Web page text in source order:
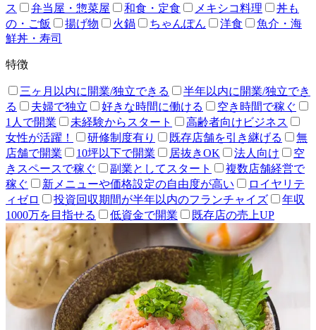
ス
弁当屋・惣菜屋 和食・定食 メキシコ料理
丼も
の・ご飯
揚げ物 火鍋 ちゃんぽん 洋食
魚介・海
鮮丼・寿司
特徴
三ヶ月以内に開業/独立できる
半年以内に開業/独立でき
る
夫婦で独立 好きな時間に働ける
空き時間で稼ぐ
1人で開業
未経験からスタート
高齢者向けビジネス
女性が活躍！
研修制度有り 既存店舗を引き継げる
無
店舗で開業
10坪以下で開業 居抜きOK 法人向け
空
きスペースで稼ぐ
副業としてスタート
複数店舗経営で
稼ぐ
新メニューや価格設定の自由度が高い
ロイヤリテ
ィゼロ
投資回収期間が半年以内のフランチャイズ
年収
1000万を目指せる
低資金で開業 既存店の売上UP